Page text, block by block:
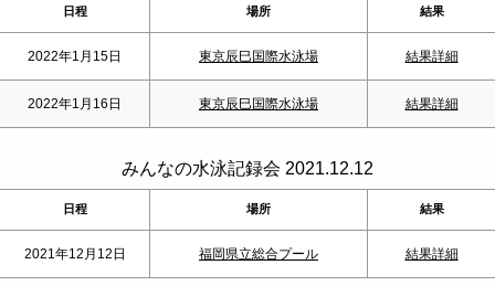
日程 場所 結果
2022年1月15日 東京辰巳国際水泳場 結果詳細
2022年1月16日 東京辰巳国際水泳場 結果詳細
みんなの水泳記録会 2021.12.12
日程 場所 結果
2021年12月12日 福岡県立総合プール 結果詳細